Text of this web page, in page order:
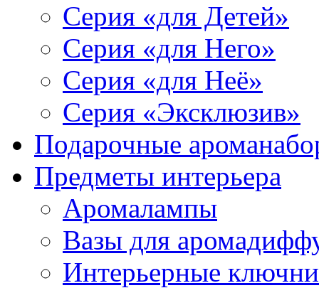
Серия «для Детей»
Серия «для Него»
Серия «для Неё»
Серия «Эксклюзив»
Подарочные
Предметы интерьера
Аромалампы
Вазы для
Интерьерные